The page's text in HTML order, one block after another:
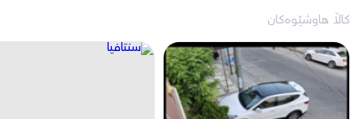
کاڵا هاوشێوەکان